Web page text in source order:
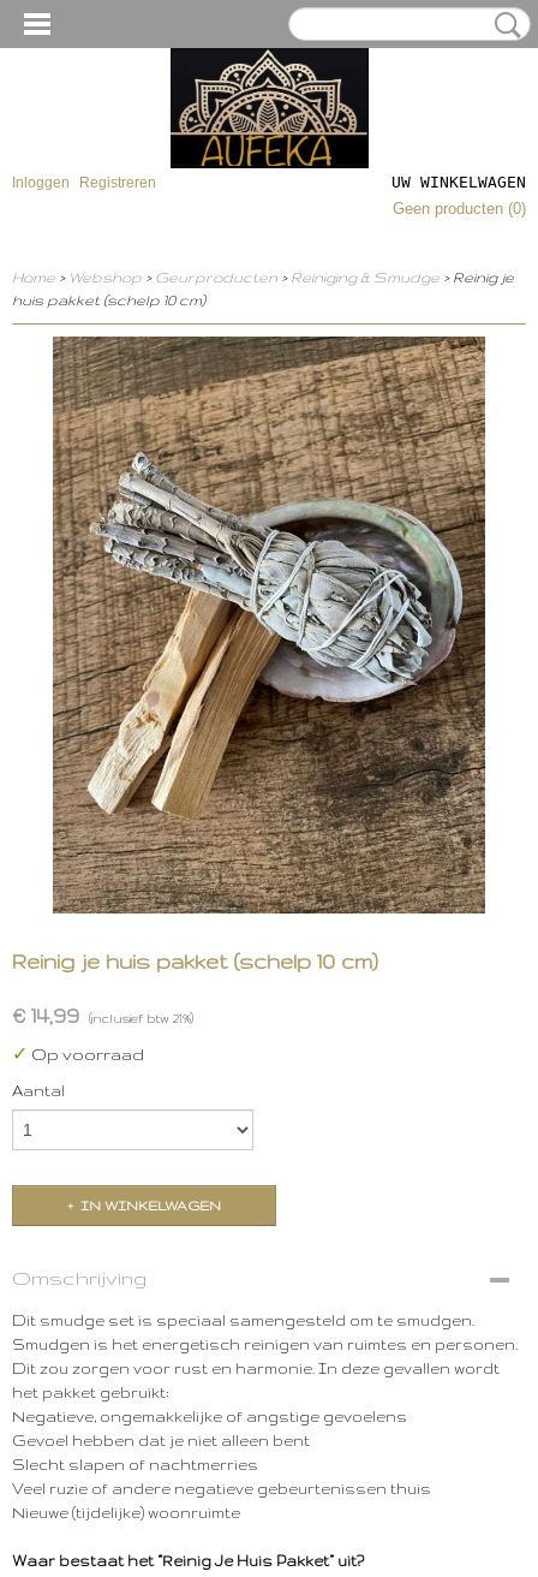
Inloggen Registreren
UW WINKELWAGEN
Geen producten (0)
Home > Webshop > Geurproducten > Reiniging & Smudge > Reinig je
huis pakket (schelp 10 cm)
Reinig je huis pakket (schelp 10 cm)
€ 14,99 (inclusief btw 21%)
✓ Op voorraad
Aantal
IN WINKELWAGEN
Omschrijving
Dit smudge set is speciaal samengesteld om te smudgen.
Smudgen is het energetisch reinigen van ruimtes en personen.
Dit zou zorgen voor rust en harmonie. In deze gevallen wordt
het pakket gebruikt:
Negatieve, ongemakkelijke of angstige gevoelens
Gevoel hebben dat je niet alleen bent
Slecht slapen of nachtmerries
Veel ruzie of andere negatieve gebeurtenissen thuis
Nieuwe (tijdelijke) woonruimte
Waar bestaat het “Reinig Je Huis Pakket” uit?